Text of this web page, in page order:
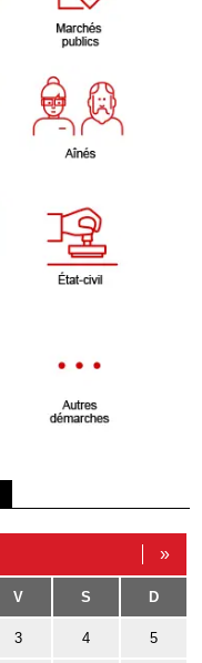
»
V S D
3 4 5